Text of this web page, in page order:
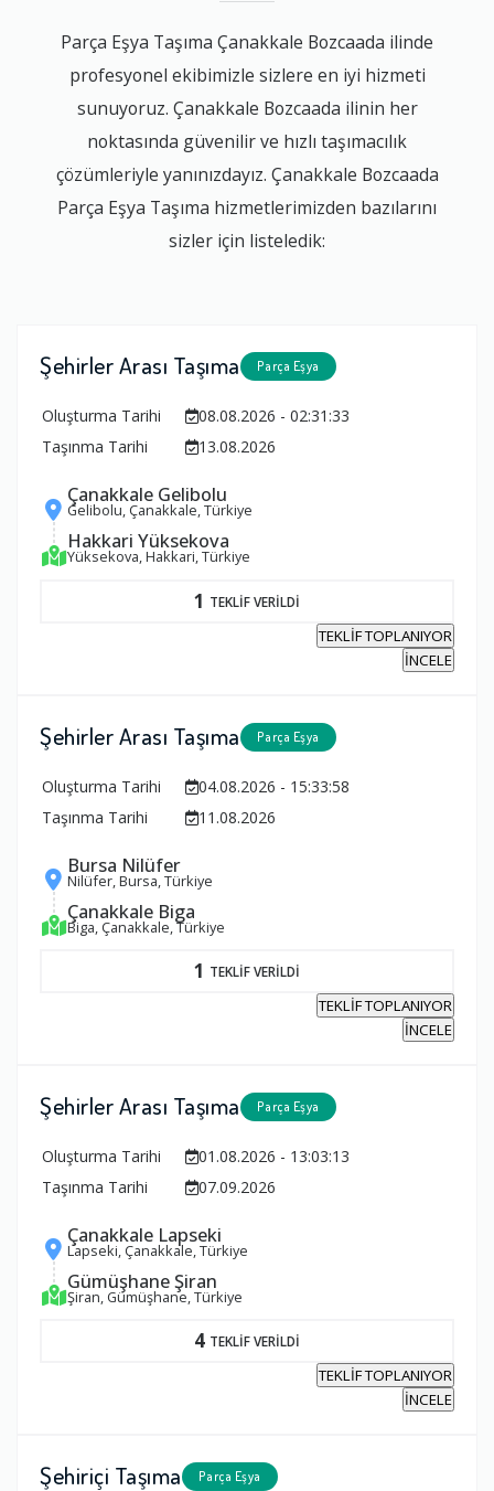
Parça Eşya Taşıma Çanakkale Bozcaada ilinde
profesyonel ekibimizle sizlere en iyi hizmeti
sunuyoruz. Çanakkale Bozcaada ilinin her
noktasında güvenilir ve hızlı taşımacılık
çözümleriyle yanınızdayız. Çanakkale Bozcaada
Parça Eşya Taşıma hizmetlerimizden bazılarını
sizler için listeledik:
Şehirler Arası Taşıma Parça Eşya
Oluşturma Tarihi
08.08.2026 - 02:31:33
Taşınma Tarihi
13.08.2026
Çanakkale Gelibolu
Gelibolu, Çanakkale, Türkiye
Hakkari Yüksekova
Yüksekova, Hakkari, Türkiye
1 TEKLİF VERİLDİ
TEKLİF TOPLANIYOR
İNCELE
Şehirler Arası Taşıma Parça Eşya
Oluşturma Tarihi
04.08.2026 - 15:33:58
Taşınma Tarihi
11.08.2026
Bursa Nilüfer
Nilüfer, Bursa, Türkiye
Çanakkale Biga
Biga, Çanakkale, Türkiye
1 TEKLİF VERİLDİ
TEKLİF TOPLANIYOR
İNCELE
Şehirler Arası Taşıma Parça Eşya
Oluşturma Tarihi
01.08.2026 - 13:03:13
Taşınma Tarihi
07.09.2026
Çanakkale Lapseki
Lapseki, Çanakkale, Türkiye
Gümüşhane Şiran
Şiran, Gümüşhane, Türkiye
4 TEKLİF VERİLDİ
TEKLİF TOPLANIYOR
İNCELE
Şehiriçi Taşıma Parça Eşya